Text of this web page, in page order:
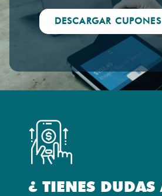
DESCARGAR
¿ TIENES DUDAS